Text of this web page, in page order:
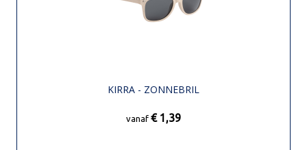
KIRRA - ZONNEBRIL
vanaf € 1,39